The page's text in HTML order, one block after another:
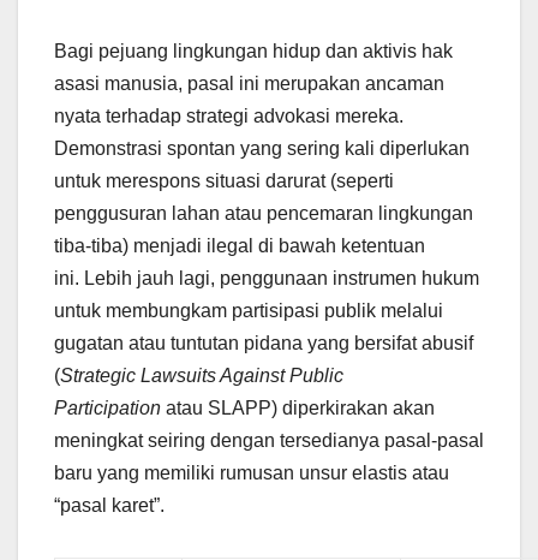
Bagi pejuang lingkungan hidup dan aktivis hak
asasi manusia, pasal ini merupakan ancaman
nyata terhadap strategi advokasi mereka.
Demonstrasi spontan yang sering kali diperlukan
untuk merespons situasi darurat (seperti
penggusuran lahan atau pencemaran lingkungan
tiba-tiba) menjadi ilegal di bawah ketentuan
ini. Lebih jauh lagi, penggunaan instrumen hukum
untuk membungkam partisipasi publik melalui
gugatan atau tuntutan pidana yang bersifat abusif
(Strategic Lawsuits Against Public
Participation atau SLAPP) diperkirakan akan
meningkat seiring dengan tersedianya pasal-pasal
baru yang memiliki rumusan unsur elastis atau
“pasal karet”.